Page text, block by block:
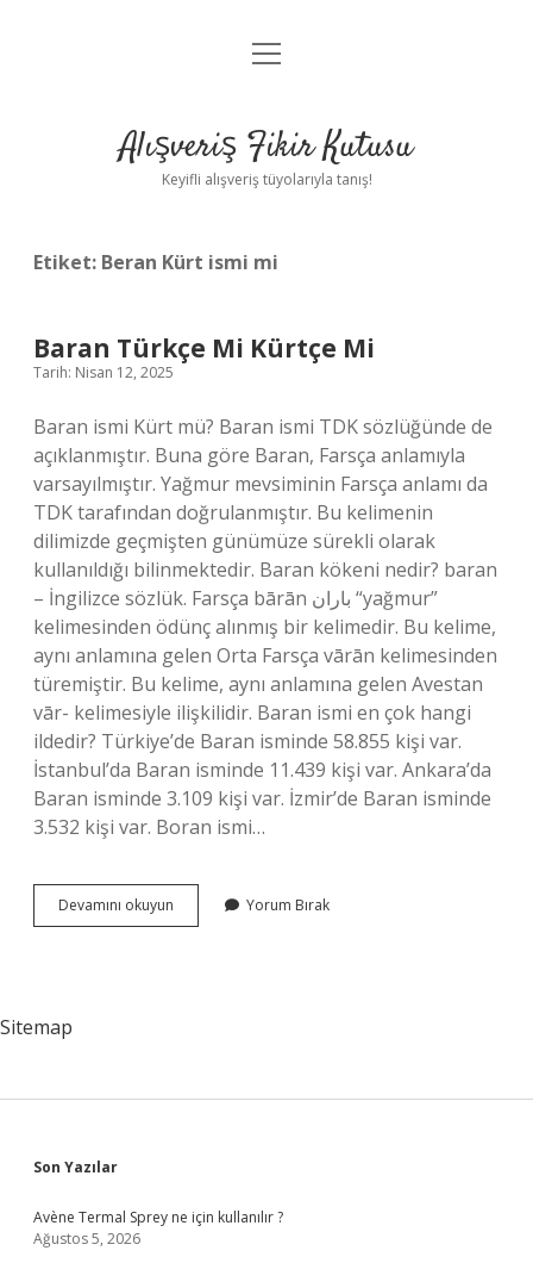
Anasayfa
Yasal Uyarı
menüyü
Alışveriş Fikir Kutusu
Keyifli alışveriş tüyolarıyla tanış!
Etiket: Beran Kürt ismi mi
Baran Türkçe Mi Kürtçe Mi
Tarih: Nisan 12, 2025
Baran ismi Kürt mü? Baran ismi TDK sözlüğünde de
açıklanmıştır. Buna göre Baran, Farsça anlamıyla
varsayılmıştır. Yağmur mevsiminin Farsça anlamı da
TDK tarafından doğrulanmıştır. Bu kelimenin
dilimizde geçmişten günümüze sürekli olarak
kullanıldığı bilinmektedir. Baran kökeni nedir? baran
– İngilizce sözlük. Farsça bārān باران “yağmur”
kelimesinden ödünç alınmış bir kelimedir. Bu kelime,
aynı anlamına gelen Orta Farsça vārān kelimesinden
türemiştir. Bu kelime, aynı anlamına gelen Avestan
vār- kelimesiyle ilişkilidir. Baran ismi en çok hangi
ildedir? Türkiye’de Baran isminde 58.855 kişi var.
İstanbul’da Baran isminde 11.439 kişi var. Ankara’da
Baran isminde 3.109 kişi var. İzmir’de Baran isminde
3.532 kişi var. Boran ismi…
Devamını okuyun
Türkçe
Yorum Bırak
Sitemap
Sidebar
Son Yazılar
Avène Termal Sprey ne için kullanılır ?
Ağustos 5, 2026